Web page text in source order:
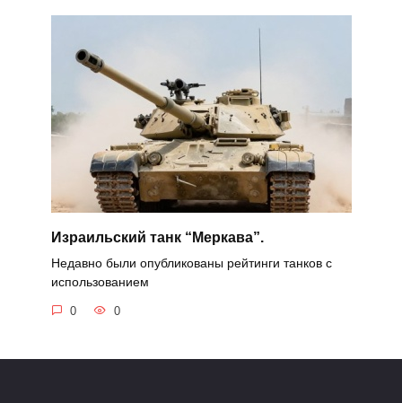
Израильский танк “Меркава”.
Недавно были опубликованы рейтинги танков с
использованием
0 0